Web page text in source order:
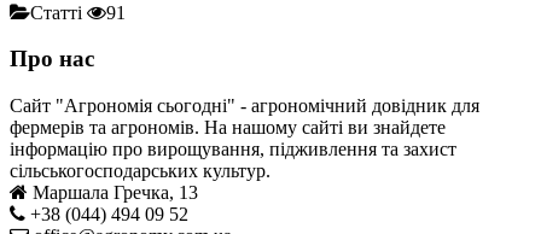
Статті 91
Про нас
Сайт "Агрономія сьогодні" - агрономічний довідник для
фермерів та агрономів. На нашому сайті ви знайдете
інформацію про вирощування, підживлення та захист
сільськогосподарських культур.
Маршала Гречка, 13
+38 (044) 494 09 52